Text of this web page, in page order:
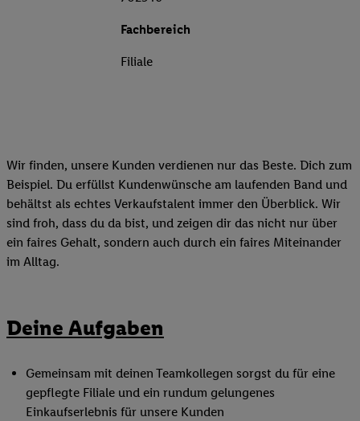
Fachbereich
Filiale
Wir finden, unsere Kunden verdienen nur das Beste. Dich zum
Beispiel. Du erfüllst Kundenwünsche am laufenden Band und
behältst als echtes Verkaufstalent immer den Überblick. Wir
sind froh, dass du da bist, und zeigen dir das nicht nur über
ein faires Gehalt, sondern auch durch ein faires Miteinander
im Alltag.
Deine Aufgaben
Gemeinsam mit deinen Teamkollegen sorgst du für eine
gepflegte Filiale und ein rundum gelungenes
Einkaufserlebnis für unsere Kunden